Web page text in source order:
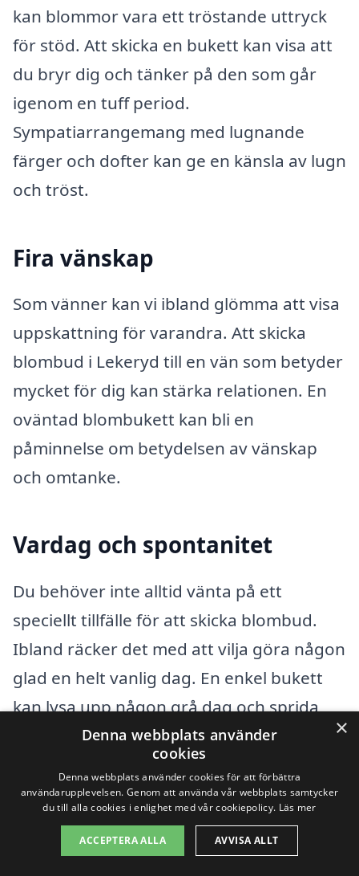
kan blommor vara ett tröstande uttryck
för stöd. Att skicka en bukett kan visa att
du bryr dig och tänker på den som går
igenom en tuff period.
Sympatiarrangemang med lugnande
färger och dofter kan ge en känsla av lugn
och tröst.
Fira vänskap
Som vänner kan vi ibland glömma att visa
uppskattning för varandra. Att skicka
blombud i Lekeryd till en vän som betyder
mycket för dig kan stärka relationen. En
oväntad blombukett kan bli en
påminnelse om betydelsen av vänskap
och omtanke.
Vardag och spontanitet
Du behöver inte alltid vänta på ett
speciellt tillfälle för att skicka blombud.
Ibland räcker det med att vilja göra någon
glad en helt vanlig dag. En enkel bukett
kan lysa upp någon grå dag och sprida
glädje och kärlek utan anledning.
Fira stora helger
Storhelger som jul, påsk och midsommar
×
Denna webbplats använder
cookies
Denna webbplats använder cookies för att förbättra
användarupplevelsen. Genom att använda vår webbplats samtycker
du till alla cookies i enlighet med vår cookiepolicy. Läs mer
ACCEPTERA ALLA AVVISA ALLT